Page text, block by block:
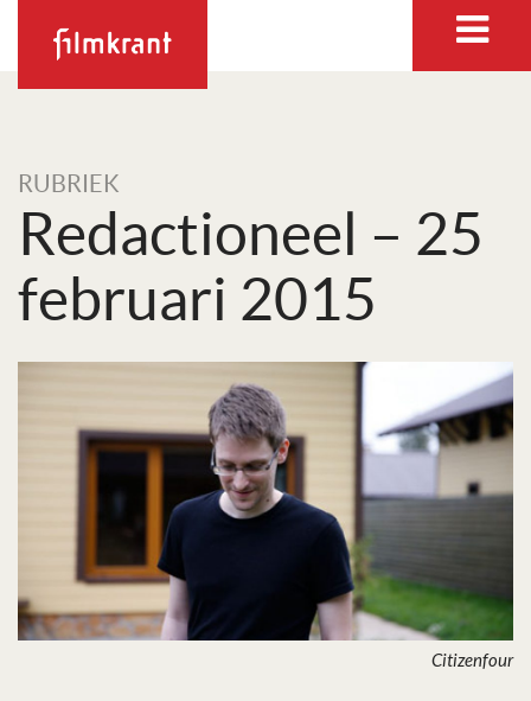
RUBRIEK
Redactioneel – 25
februari 2015
Citizenfour